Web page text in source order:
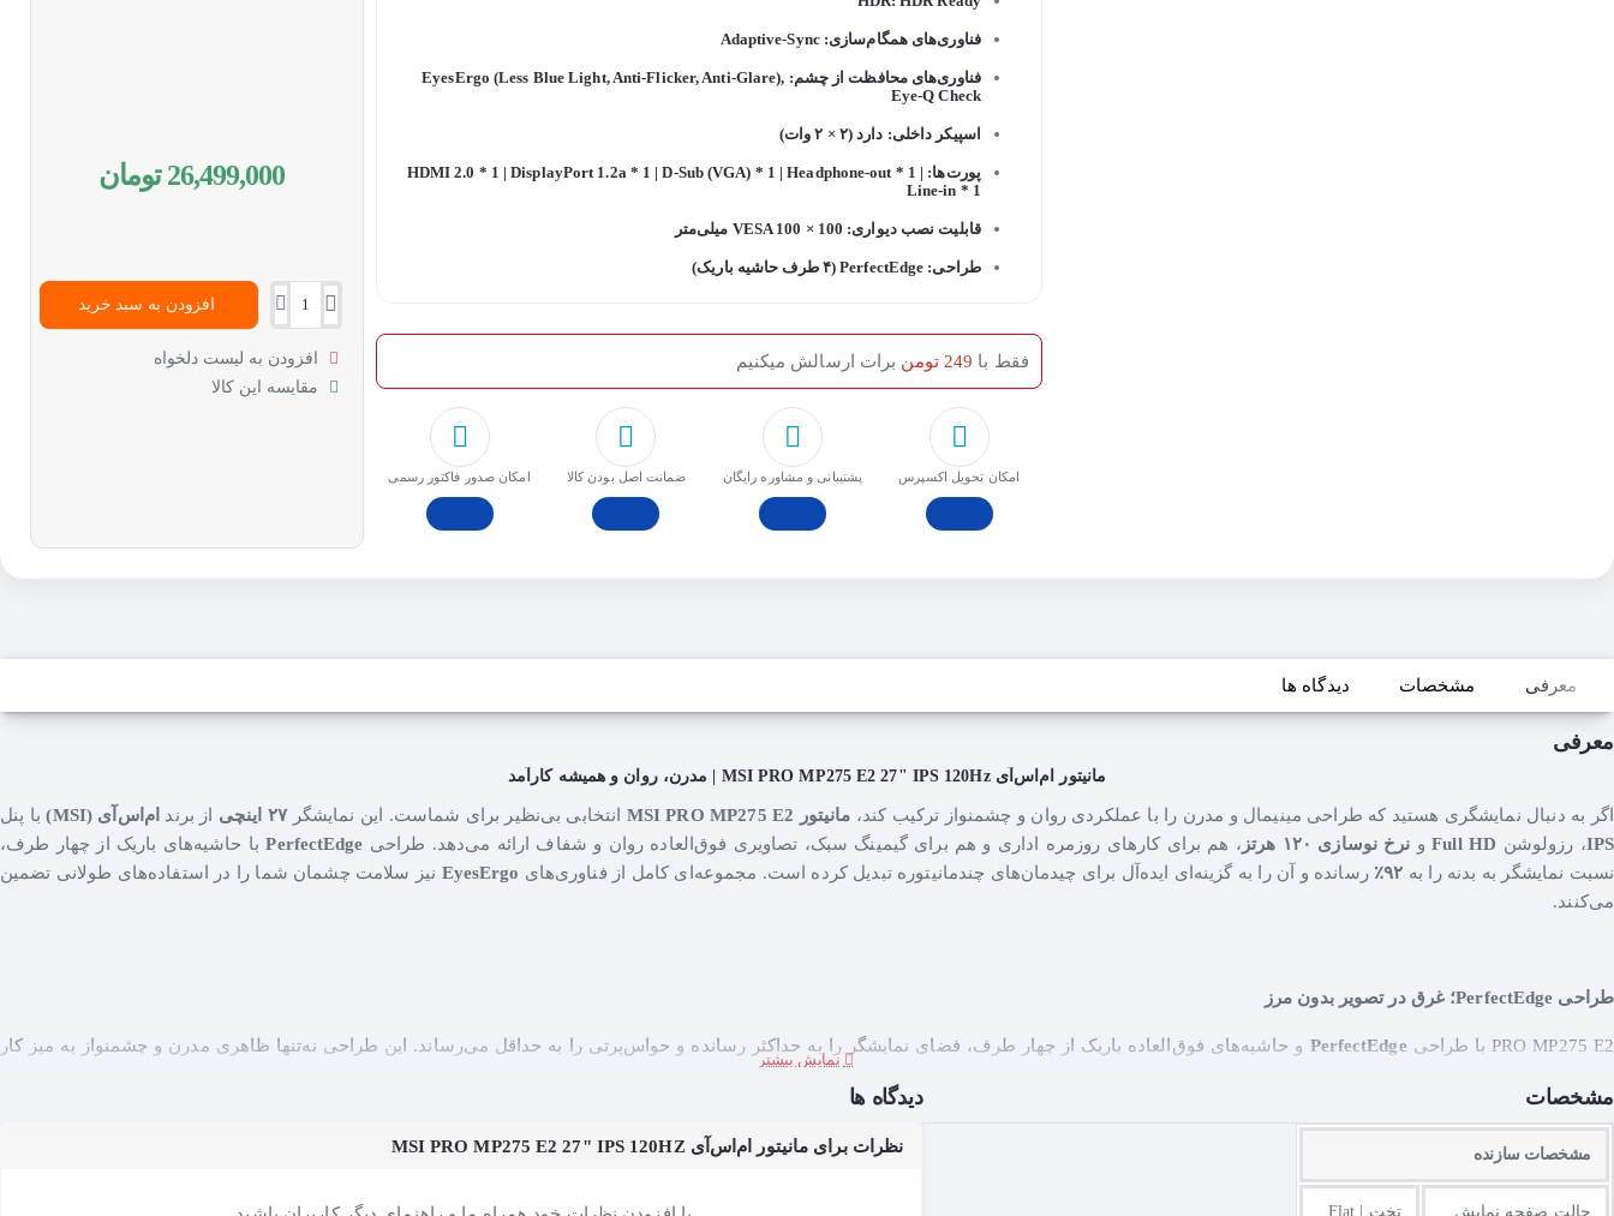
فناوری‌های همگام‌سازی: Adaptive-Sync
فناوری‌های محافظت از چشم: EyesErgo (Less Blue Light, Anti-Flicker, Anti-Glare),
Eye-Q Check
اسپیکر داخلی: دارد (۲ × ۲ وات)
پورت‌ها: HDMI 2.0 * 1 | DisplayPort 1.2a * 1 | D-Sub (VGA) * 1 | Headphone-out * 1 |
Line-in * 1
قابلیت نصب دیواری: VESA 100 × 100 میلی‌متر
طراحی: PerfectEdge (۴ طرف حاشیه باریک)
امکان تحویل اکسپرس پشتیبانی و مشاوره رایگان ﺿﻤﺎﻧﺖ اﺻﻞ ﺑﻮدن ﮐﺎﻟﺎ امکان صدور فاکتور رسمی
فقط با 249 تومن برات ارسالش میکنیم
26,499,000 تومان
افزودن به سبد خرید
افزودن به لیست دلخواه
مقایسه این کالا
معرفی مشخصات دیدگاه ها
معرفی
مانیتور ام‌اس‌آی MSI PRO MP275 E2 27" IPS 120Hz | مدرن، روان و همیشه کارآمد
اگر به دنبال نمایشگری هستید که طراحی مینیمال و مدرن را با عملکردی روان و چشمنواز ترکیب کند، مانیتور MSI PRO MP275 E2 انتخابی بی‌نظیر برای شماست. این نمایشگر ۲۷ اینچی از برند ام‌اس‌آی (MSI)
با پنل
IPS، رزولوشن Full HDو نرخ نوسازی ۱۲۰ هرتز ، هم برای کارهای روزمره اداری و هم برای گیمینگ سبک، تصاویری فوق‌العاده روان و شفاف ارائه می‌دهد. طراحی PerfectEdgeبا حاشیه‌های باریک از چهار طرف،
نسبت نمایشگر به بدنه را به ۹۲٪ رسانده و آن را به گزینه‌ای ایده‌آل برای چیدمان‌های چندمانیتوره تبدیل کرده است. مجموعه‌ای کامل از فناوری‌های EyesErgo نیز سلامت چشمان شما را در استفاده‌های طولانی تضمین
می‌کنند.
طراحی PerfectEdge؛ غرق در تصویر بدون مرز
PRO MP275 E2 با طراحی PerfectEdge و حاشیه‌های فوق‌العاده باریک از چهار طرف، فضای نمایشگر را به حداکثر رسانده و حواس‌پرتی را به حداقل می‌رساند. این طراحی نه‌تنها ظاهری مدرن و چشمنواز به میز کار
مشخصات
مشخصات سازنده
حالت صفحه نمایش تخت | Flat
دیدگاه ها
نظرات برای مانیتور ام‌اس‌آی MSI PRO MP275 E2 27" IPS 120HZ